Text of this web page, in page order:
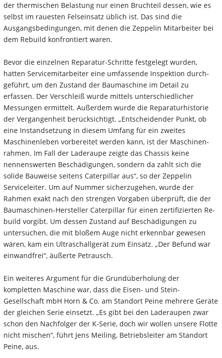
der thermischen Belastung nur einen Bruchteil dessen, wie es
selbst im rauesten Felseinsatz üblich ist. Das sind die
Ausgangsbedingungen, mit denen die Zeppelin Mitarbeiter bei
dem Rebuild konfrontiert waren.
Bevor die einzelnen Reparatur-Schritte festgelegt wurden,
hatten Servicemitarbeiter eine umfassende Inspektion durch-
geführt, um den Zustand der Baumaschine im Detail zu
erfassen. Der Verschleiß wurde mittels unterschiedlicher
Messungen ermittelt. Außerdem wurde die Reparaturhistorie
der Vergangenheit berücksichtigt. „Entscheidender Punkt, ob
eine Instandsetzung in diesem Umfang für ein zweites
Maschinenleben vorbereitet werden kann, ist der Maschinen-
rahmen. Im Fall der Laderaupe zeigte das Chassis keine
nennenswerten Beschädigungen, sondern da zahlt sich die
solide Bauweise seitens Caterpillar aus“, so der Zeppelin
Serviceleiter. Um auf Nummer sicherzugehen, wurde der
Rahmen exakt nach den strengen Vorgaben überprüft, die der
Baumaschinen-Hersteller Caterpillar für einen zertifizierten Re-
build vorgibt. Um dessen Zustand auf Beschädigungen zu
untersuchen, die mit bloßem Auge nicht erkennbar gewesen
wären, kam ein Ultraschallgerät zum Einsatz. „Der Befund war
einwandfrei“, äußerte Petrausch.
Ein weiteres Argument für die Grundüberholung der
kompletten Maschine war, dass die Eisen- und Stein-
Gesellschaft mbH Horn & Co. am Standort Peine mehrere Geräte
der gleichen Serie einsetzt. „Es gibt bei den Laderaupen zwar
schon den Nachfolger der K-Serie, doch wir wollen unsere Flotte
nicht mischen“, führt Jens Meiling, Betriebsleiter am Standort
Peine, aus.